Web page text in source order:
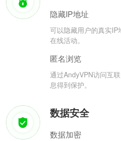
隐藏IP地址
可以隐藏用户的真实
在线活动。
匿名浏览
通过AndyVPN访问互
息得到保护。
数据安全
数据加密